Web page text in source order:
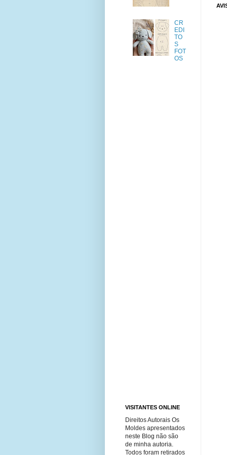
CR
EDI
TO
S
FOT
OS
VISITANTES ONLINE
Direitos Autorais Os
Moldes apresentados
neste Blog não são
de minha autoria.
Todos foram retirados